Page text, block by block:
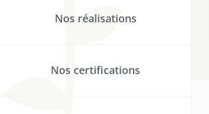
Nos réalisations
Nos certifications